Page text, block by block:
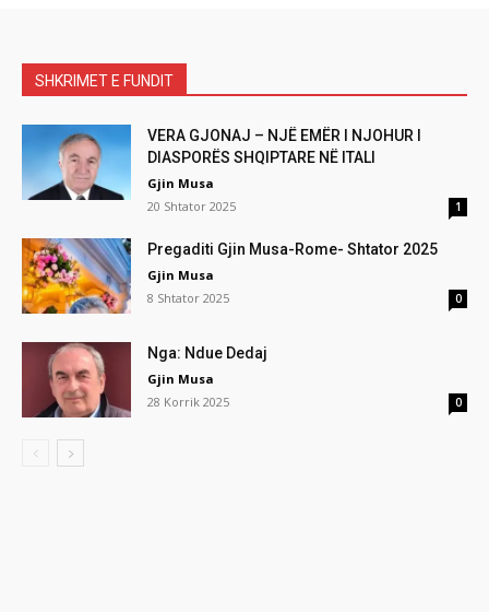
SHKRIMET E FUNDIT
VERA GJONAJ – NJË EMËR I NJOHUR I
DIASPORËS SHQIPTARE NË ITALI
Gjin Musa
20 Shtator 2025
1
Pregaditi Gjin Musa-Rome- Shtator 2025
Gjin Musa
8 Shtator 2025
0
Nga: Ndue Dedaj
Gjin Musa
28 Korrik 2025
0